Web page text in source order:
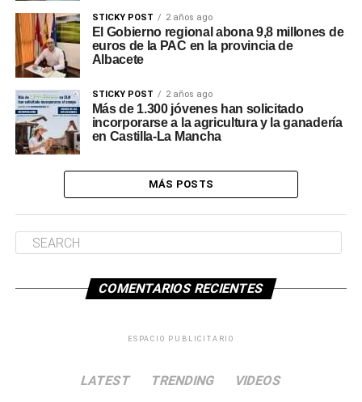
STICKY POST 2 años ago
El Gobierno regional abona 9,8 millones de
euros de la PAC en la provincia de
Albacete
STICKY POST 2 años ago
Más de 1.300 jóvenes han solicitado
incorporarse a la agricultura y la ganadería
en Castilla-La Mancha
MÁS POSTS
COMENTARIOS RECIENTES
ESPACIO PUBLICITARIO
LATEST TRENDING VIDEOS